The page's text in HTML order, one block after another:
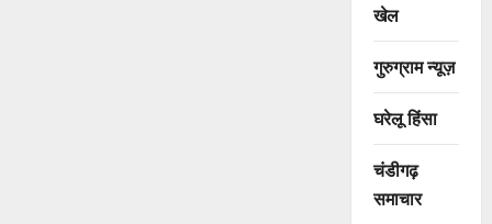
खेल
गुरुग्राम न्यूज़
घरेलू हिंसा
चंडीगढ़
समाचार